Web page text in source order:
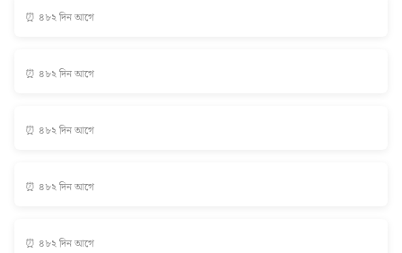
⏰ ৪৮২ দিন আগে
⏰ ৪৮২ দিন আগে
⏰ ৪৮২ দিন আগে
⏰ ৪৮২ দিন আগে
⏰ ৪৮২ দিন আগে